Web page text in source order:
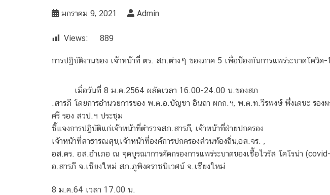
มกราคม 9, 2021 Admin
Views: 889
การปฏิบัติงานของ เจ้าหน้าที่ ตร. สภ.ต่างๆ ของภาค 5 เพื่อป้องกันการแพร่ระบาดโควิด
เมื่อวันที่ 8 ม.ค.2564 ผลัดเวลา 16.00-24.00 น.ของสภ
.สารภี โดยการอำนวยการของ พ.ต.อ.บัญชา อินถา ผกก.ฯ, พ.ต.ท.วีรพงษ์ พึ่งเดชะ ร
ศรี รอง สวป.ฯ ประชุม
ชี้แจงการปฏิบัติแก่เจ้าหน้าที่ตำรวจสภ.สารภี, เจ้าหน้าที่ฝ่ายปกครอง
เจ้าหน้าที่สาธารณสุข,เจ้าหน้าที่องค์การปกครองส่วนท้องถิ่น,อส.จร. ,
อส.ตร. อส.อำเภอ ณ จุดบูรณาการคัดกรองการแพร่ระบาดของเชื้อไวรัส โคโรน่า
อ.สารภี จ.เชียงใหม่ สภ.ภูพิงคราชนิเวศน์ จ.เชียงใหม่
8 ม.ค.64 เวลา​ 17.00​ น.